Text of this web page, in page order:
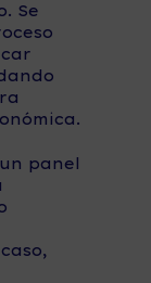
Se
panel